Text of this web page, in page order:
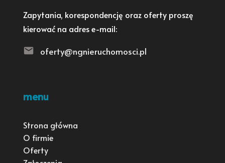
Zapytania, korespondencję oraz oferty proszę
kierować na adres e-mail:
oferty@ngnieruchomosci.pl
menu
Strona główna
O firmie
Oferty